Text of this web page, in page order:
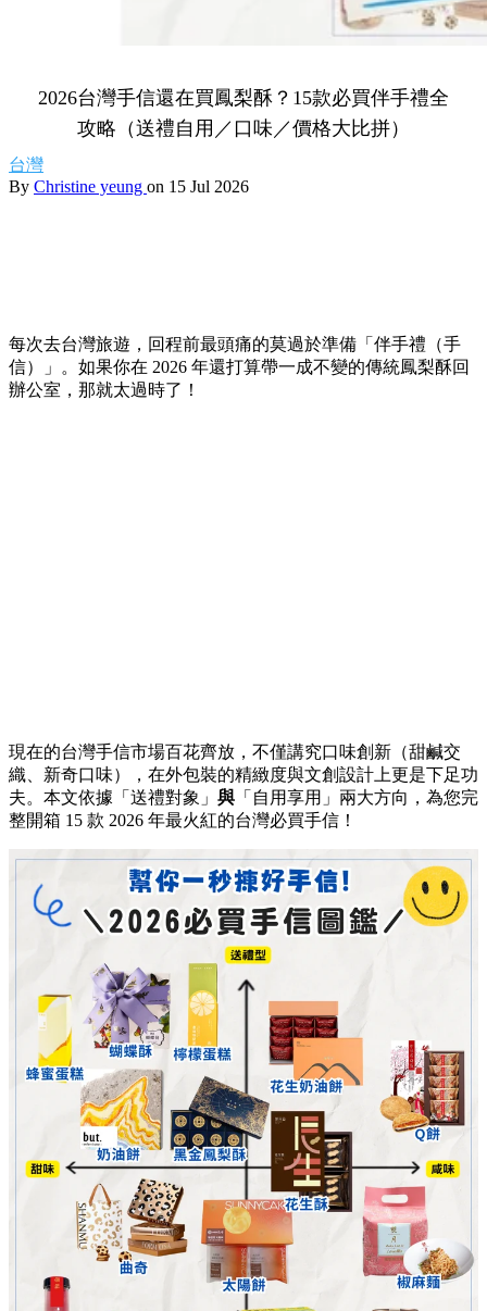
2026台灣手信還在買鳳梨酥？15款必買伴手禮全
攻略（送禮自用／口味／價格大比拼）
台灣
By Christine yeung on 15 Jul 2026
每次去台灣旅遊，回程前最頭痛的莫過於準備「伴手禮（手
信）」。如果你在 2026 年還打算帶一成不變的傳統鳳梨酥回
辦公室，那就太過時了！
現在的台灣手信市場百花齊放，不僅講究口味創新（甜鹹交
織、新奇口味），在外包裝的精緻度與文創設計上更是下足功
夫。本文依據「送禮對象」 與 「自用享用」兩大方向，為您完
整開箱 15 款 2026 年最火紅的台灣必買手信！